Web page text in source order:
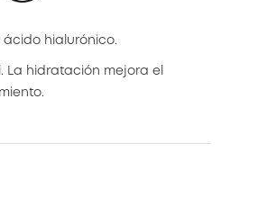
hialurónico.
La hidratación mejora el